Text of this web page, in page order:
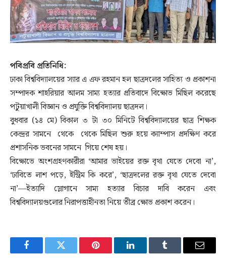
পবিপ্রবি প্রতিনিধি:
ঢাকা বিশ্ববিদ্যালয়ের স্যার এ এফ রহমান হল ছাত্রদলের সাহিত্য ও প্রকাশনা
সম্পাদক শাহরিয়ার আলম সাম্য হত্যার প্রতিবাদে বিক্ষোভ মিছিল করেছে
পটুয়াখালী বিজ্ঞান ও প্রযুক্তি বিশ্ববিদ্যালয় ছাত্রদল।
বুধবার (১৪ মে) বিকাল ৩ টা ৩০ মিনিটে বিশ্ববিদ্যালয়ের ছাত্র শিক্ষক
কেন্দ্রর সামনে থেকে থেকে মিছিল শুরু হয়ে ক্যাম্পাস প্রদক্ষিণ করে
প্রশাসনিক ভবনের সামনে গিয়ে শেষ হয়।
বিক্ষোভে অংশগ্রহণকারীরা ‘আমার ভাইয়ের রক্ত বৃথা যেতে দেবো না’,
‘ঢাবিতে লাশ পড়ে, ইন্ট্রিম কি করে’, ‘ছাত্রদলের রক্ত বৃথা যেতে দেবো
না’—ইত্যাদি স্লোগানে সাম্য হত্যার বিচার দাবি করেন এবং
বিশ্ববিদ্যালয়গুলোর নিরাপত্তাহীনতা নিয়ে তীব্র ক্ষোভ প্রকাশ করেন।
FacebookTwitter Pinterest LinkedInTumblr Email